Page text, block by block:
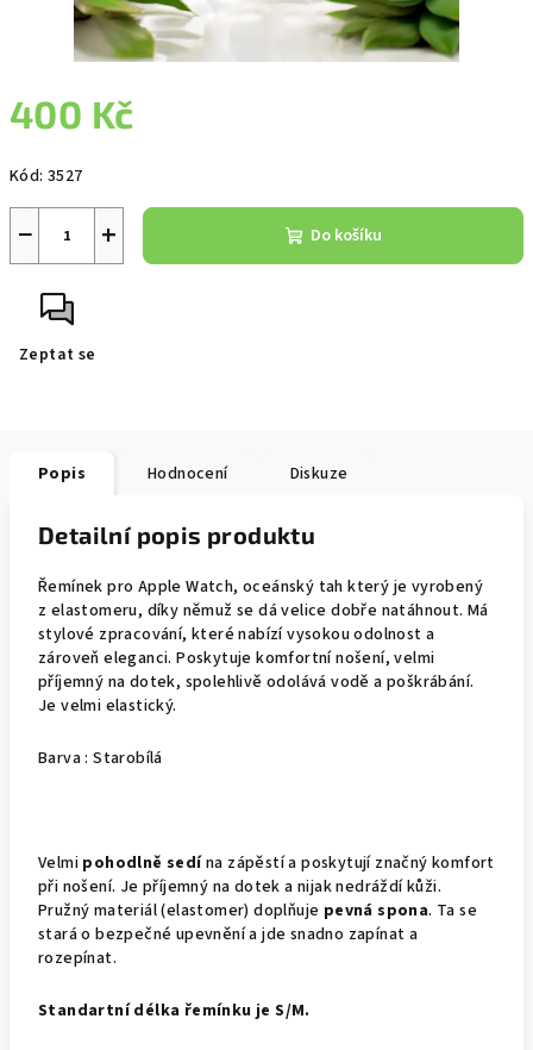
400 Kč
cena:
Kód: 3527
+
− Do košíku
Zeptat se
Popis Hodnocení Diskuze
Detailní popis produktu
Řemínek pro Apple Watch, oceánský tah který je vyrobený
z elastomeru, díky němuž se dá velice dobře natáhnout. Má
stylové zpracování, které nabízí vysokou odolnost a
zároveň eleganci. Poskytuje komfortní nošení, velmi
příjemný na dotek, spolehlivě odolává vodě a poškrábání.
Je velmi elastický.
Barva : Starobílá
Velmi pohodlně sedína zápěstí a poskytují značný komfort
při nošení. Je příjemný na dotek a nijak nedráždí kůži.
Pružný materiál (elastomer) doplňuje pevná spona. Ta se
stará o bezpečné upevnění a jde snadno zapínat a
rozepínat.
Standartní délka řemínku je S/M.